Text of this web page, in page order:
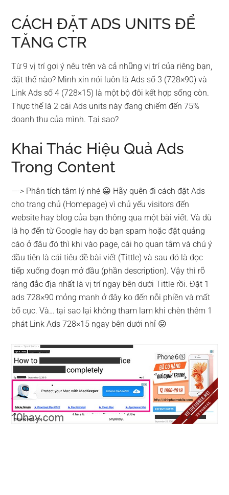
CÁCH ĐẶT ADS UNITS ĐỂ
TĂNG CTR
Từ 9 vị trí gợi ý nêu trên và cả những vị trí của riêng bạn,
đặt thế nào? Mình xin nói luôn là Ads số 3 (728×90) và
Link Ads số 4 (728×15) là một bộ đôi kết hợp sống còn.
Thực thế là 2 cái Ads units này đang chiếm đến 75%
doanh thu của mình. Tại sao?
Khai Thác Hiệu Quả Ads
Trong Content
—-> Phân tích tâm lý nhé 😀 Hãy quên đi cách đặt Ads
cho trang chủ (Homepage) vì chủ yếu visitors đến
website hay blog của bạn thông qua một bài viết. Và dù
là họ đến từ Google hay do bạn spam hoặc đặt quảng
cáo ở đâu đó thì khi vào page, cái họ quan tâm và chú ý
đầu tiên là cái tiêu đề bài viết (Tittle) và sau đó là đọc
tiếp xuống đoạn mở đầu (phần description). Vậy thì rõ
ràng đắc địa nhất là vị trí ngay bên dưới Tittle rồi. Đặt 1
ads 728×90 mỏng manh ở đây ko đến nỗi phiền và mất
bố cục. Và… tại sao lại không tham lam khi chèn thêm 1
phát Link Ads 728×15 ngay bên dưới nhỉ 😛